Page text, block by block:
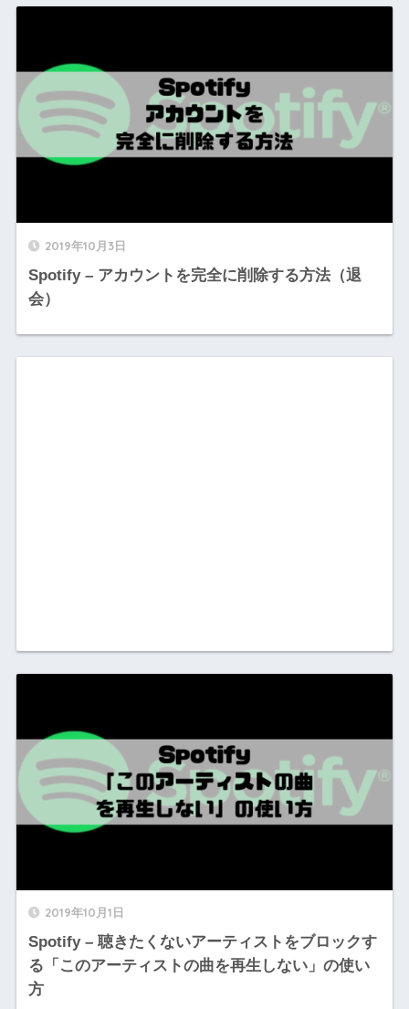
2019年10月3日
Spotify – アカウントを完全に削除する方法（退
会）
2019年10月1日
Spotify – 聴きたくないアーティストをブロックす
る「このアーティストの曲を再生しない」の使い
方